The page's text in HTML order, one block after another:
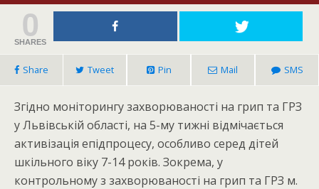
0
SHARES
Share Tweet Pin Mail SMS
Згідно моніторингу захворюваності на грип та ГРЗ
у Львівській області, на 5-му тижні відмічається
активізація епідпроцесу, особливо серед дітей
шкільного віку 7-14 років. Зокрема, у
контрольному з захворюваності на грип та ГРЗ м.